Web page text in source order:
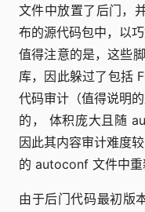
文件中放置了后门，
布的源代码包中，以
值得注意的是，这些
库，因此躲过了包括
代码审计（值得说明
的， 体积庞大且随
因此其内容审计难度
的 autoconf 文件中重
由于后门代码最初版